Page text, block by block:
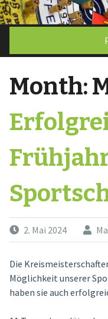
Skip
to
Month:
2. Mai 2024
Die
Möglichkeit unserer
haben sie auch